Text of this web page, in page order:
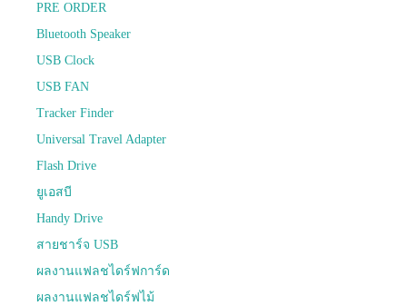
PRE ORDER
Bluetooth Speaker
USB Clock
USB FAN
Tracker Finder
Universal Travel Adapter
Flash Drive
ยูเอสบี
Handy Drive
สายชาร์จ USB
ผลงานแฟลชไดร์ฟการ์ด
ผลงานแฟลชไดร์ฟไม้